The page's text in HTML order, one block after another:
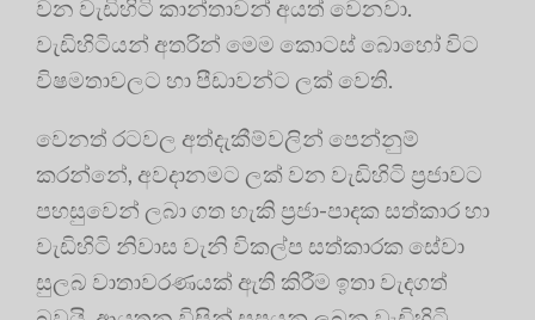
වන වැඩිහිටි කාන්තාවන් අයත් වෙනවා.
වැඩිහිටියන් අතරින් මෙම කොටස් බොහෝ විට
විෂමතාවලට හා පීඩාවන්ට ලක් වෙති.
වෙනත් රටවල අත්දැකීම්වලින් පෙන්නුම්
කරන්නේ, අවදානමට ලක් වන වැඩිහිටි ප්‍ර‍ජාවට
පහසුවෙන් ලබා ගත හැකි ප්‍ර‍ජා-පාදක සත්කාර හා
වැඩිහිටි නිවාස වැනි විකල්ප සත්කාරක සේවා
සුලබ වාතාවරණයක් ඇති කිරීම ඉතා වැදගත්